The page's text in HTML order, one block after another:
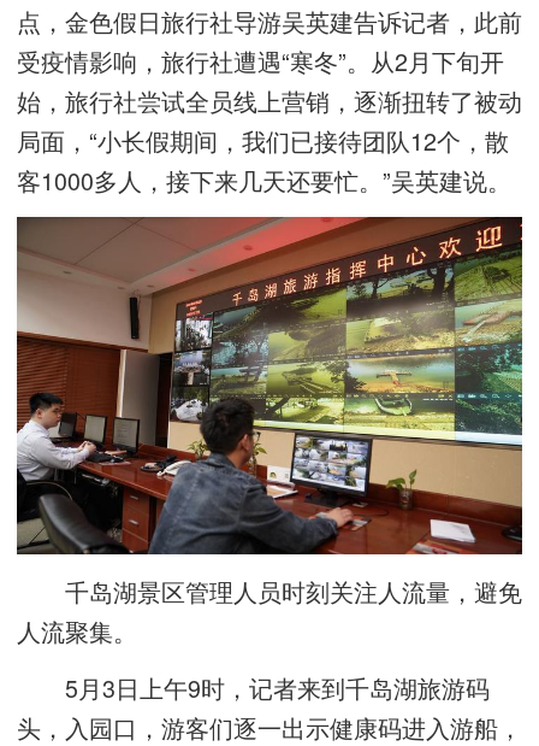
点，金色假日旅行社导游吴英建告诉记者，此前
受疫情影响，旅行社遭遇“寒冬”。从2月下旬开
始，旅行社尝试全员线上营销，逐渐扭转了被动
局面，“小长假期间，我们已接待团队12个，散
客1000多人，接下来几天还要忙。”吴英建说。
千岛湖景区管理人员时刻关注人流量，避免
人流聚集。
5月3日上午9时，记者来到千岛湖旅游码
头，入园口，游客们逐一出示健康码进入游船，